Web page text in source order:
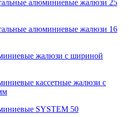
алюминиевые жалюзи 25
алюминиевые жалюзи 16
жалюзи с шириной
кассетные жалюзи с
SYSTEM 50